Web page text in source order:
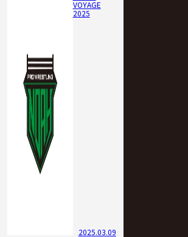
【北宮の話】｢OZAWA､お前はしょうもな
ってな､NOAHの未来壊すような真似すん
よ､このヤロー｡なあ､過去は払しょくしろ
ろ! 22日で分からせてやるよ｡以上だ!｣
を抱えながら苦しみだして)ウワーッ!!!